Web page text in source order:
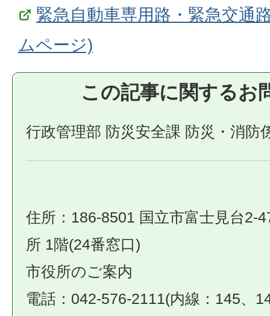
緊急自動車専用路・緊急交通
ムページ)
この記事に関するお
行政管理部 防災安全課 防災・消防
住所：186-8501 国立市富士見台2-
所 1階(24番窓口)
市役所のご案内
電話：042-576-2111(内線：145、